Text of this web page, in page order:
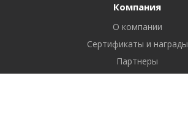
Компания
О компании
Сертификаты и награды
Партнеры